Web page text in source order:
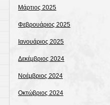
Μάρτιος 2025
Φεβρουάριος 2025
Ιανουάριος 2025
Δεκέμβριος 2024
Νοέμβριος 2024
Οκτώβριος 2024